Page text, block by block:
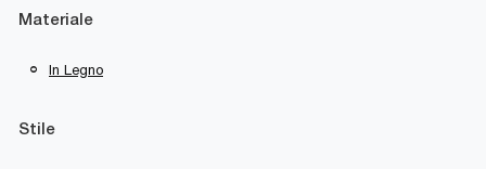
Materiale
In Legno
Stile